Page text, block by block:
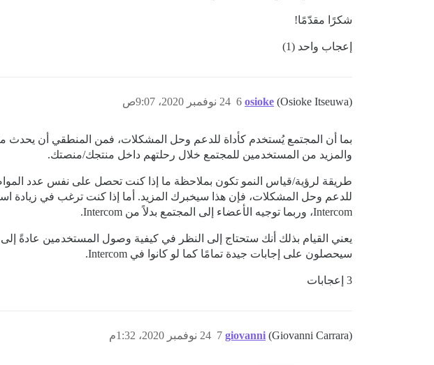
شكرًا مقدّمًا!
إعجاب واحد (1)
osioke (Osioke Itseuwa) 24 نوفمبر 2020، 9:07ص 6
بما أن المجتمع يُستخدم كأداة للدعم وحل المشكلات، فمن المنطقي أن
والمزيد من المستخدمين للمجتمع خلال رحلتهم داخل منتجك/منصتك.
للدعم وحل المشكلات، فإن هذا سيخبرك المزيد. أما إذا كنت ترغب في زيادة
Intercom، وربما توجيه الأعضاء إلى المجتمع بدلاً من Intercom.
سيحصلون على إجابات جيدة تمامًا كما لو كانوا في Intercom.
3 إعجابات
giovanni (Giovanni Carrara) 24 نوفمبر 2020، 1:32م 7